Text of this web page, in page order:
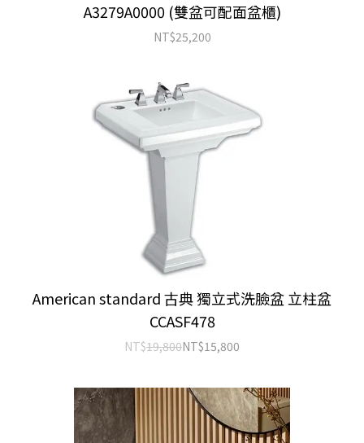
A3279A0000 (雙盆可配面盆櫃)
NT$25,200
American standard 古典 獨立式洗臉盆 立柱盆
CCASF478
NT$19,800NT$15,800